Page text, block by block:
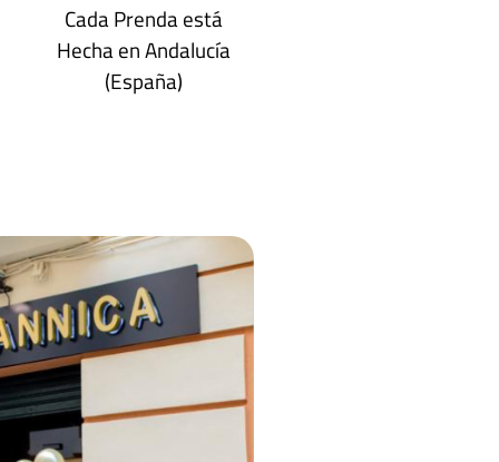
Cada Prenda está
Hecha en Andalucía
(España)